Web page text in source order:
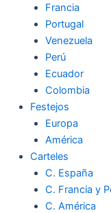
Francia
Portugal
Venezuela
Perú
Ecuador
Colombia
Festejos
Europa
América
Carteles
C. España
C. Francia y
C. América